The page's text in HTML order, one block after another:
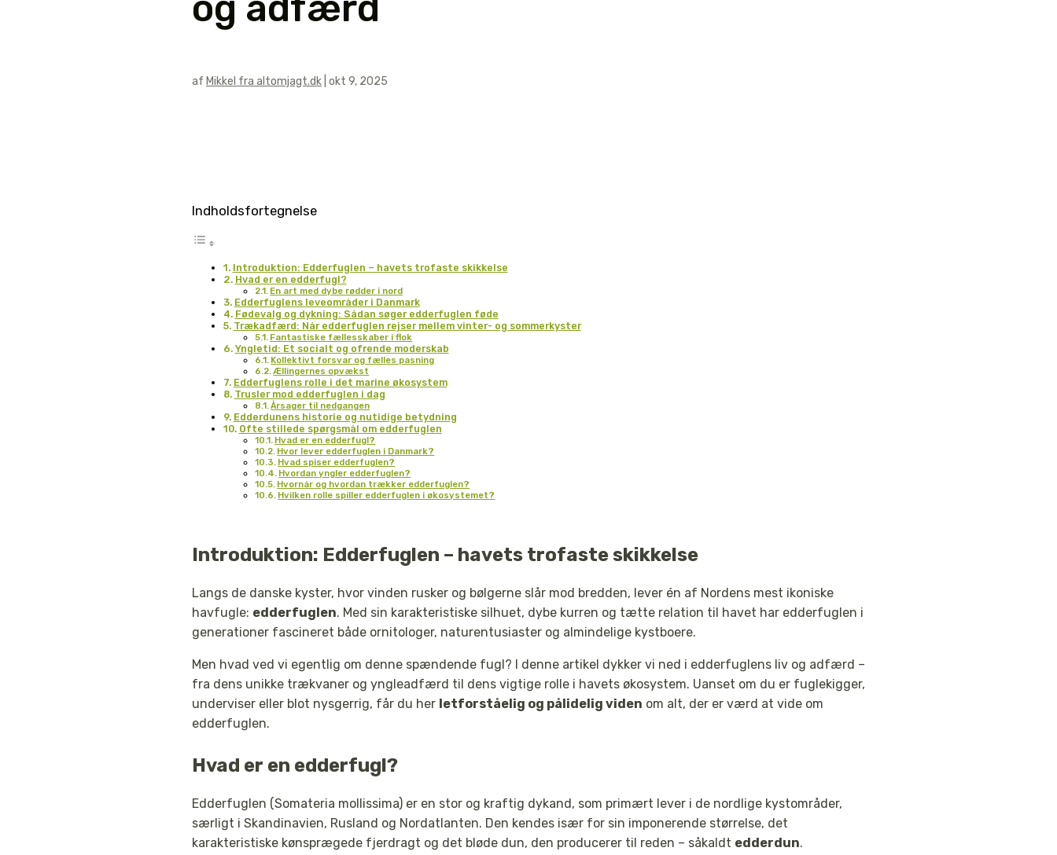
af Mikkel fra altomjagt.dk okt 9, 2025
Indholdsfortegnelse
Introduktion: Edderfuglen – havets trofaste skikkelse
Hvad er en edderfugl?
En art med dybe rødder i nord
Edderfuglens leveområder i Danmark
Fødevalg og dykning: Sådan søger edderfuglen føde
Trækadfærd: Når edderfuglen rejser mellem vinter- og sommerkyster
Fantastiske fællesskaber i flok
Yngletid: Et socialt og ofrende moderskab
Kollektivt forsvar og fælles pasning
Ællingernes opvækst
Edderfuglens rolle i det marine økosystem
Trusler mod edderfuglen i dag
Årsager til nedgangen
Edderdunens historie og nutidige betydning
Ofte stillede spørgsmål om edderfuglen
Hvad er en edderfugl?
Hvor lever edderfuglen i Danmark?
Hvad spiser edderfuglen?
Hvordan yngler edderfuglen?
Hvornår og hvordan trækker edderfuglen?
Hvilken rolle spiller edderfuglen i økosystemet?
Introduktion: Edderfuglen – havets trofaste skikkelse
Langs de danske kyster, hvor vinden rusker og bølgerne slår mod bredden, lever én af Nordens mest ikoniske
havfugle: edderfuglen. Med sin karakteristiske silhuet, dybe kurren og tætte relation til havet har edderfuglen i
generationer fascineret både ornitologer, naturentusiaster og almindelige kystboere.
Men hvad ved vi egentlig om denne spændende fugl? I denne artikel dykker vi ned i edderfuglens liv og adfærd –
fra dens unikke trækvaner og yngleadfærd til dens vigtige rolle i havets økosystem. Uanset om du er fuglekigger,
underviser eller blot nysgerrig, får du her letforståelig og pålidelig viden om alt, der er værd at vide om
edderfuglen.
Hvad er en edderfugl?
Edderfuglen (Somateria mollissima) er en stor og kraftig dykand, som primært lever i de nordlige kystområder,
særligt i Skandinavien, Rusland og Nordatlanten. Den kendes især for sin imponerende størrelse, det
karakteristiske kønsprægede fjerdragt og det bløde dun, den producerer til reden – såkaldt edderdun.